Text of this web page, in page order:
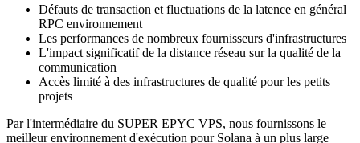
Défauts de transaction et fluctuations de la latence en général
RPC environnement
Les performances de nombreux fournisseurs d'infrastructures
L'impact significatif de la distance réseau sur la qualité de la
communication
Accès limité à des infrastructures de qualité pour les petits
projets
Par l'intermédiaire du SUPER EPYC VPS, nous fournissons le
meilleur environnement d'exécution pour Solana à un plus large